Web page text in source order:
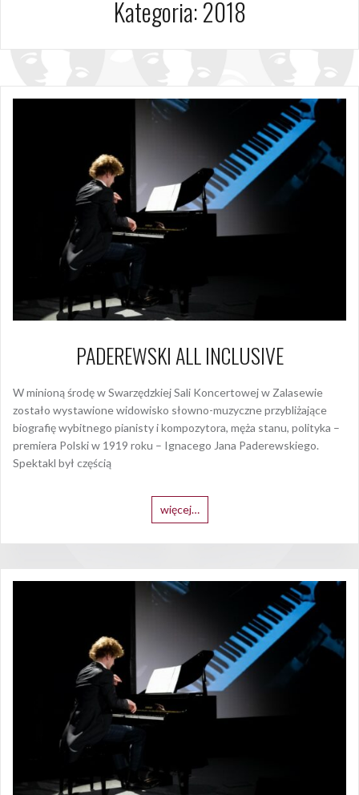
Kategoria:2018
PADEREWSKI ALL INCLUSIVE
W minioną środę w Swarzędzkiej Sali Koncertowej w Zalasewie
zostało wystawione widowisko słowno-muzyczne przybliżające
biografię wybitnego pianisty i kompozytora, męża stanu, polityka –
premiera Polski w 1919 roku – Ignacego Jana Paderewskiego.
Spektakl był częścią
więcej…